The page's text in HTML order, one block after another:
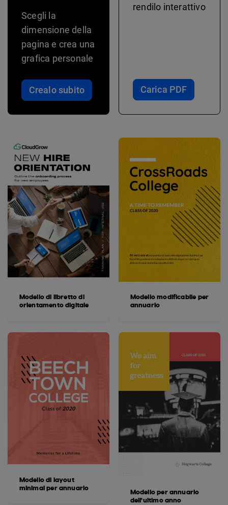
Scegli la
dimensione della
pagina e crea una
grafica personale
Crealo subito
rendilo interattivo
Carica PDF
Modello di libretto di
orientamento digitale
Modello di layout
minimal per annuario
Modello modificabile per
annuario
Modello per annuario
dell'ultimo anno